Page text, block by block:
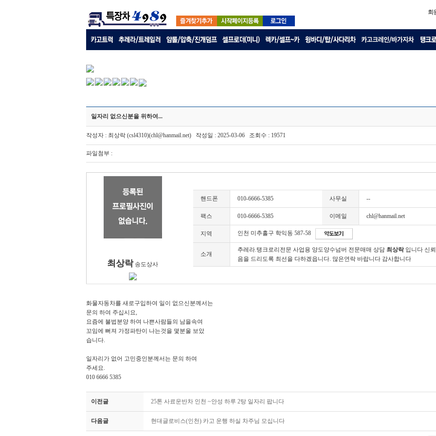
회
일자리 없으신분을 위하여...
작성자 : 최상락 (csl4310)(chl@hanmail.net) 작성일 : 2025-03-06 조회수 : 19571
파일첨부 :
최상락송도상사
핸드폰 010-6666-5385 사무실 --
팩스 010-6666-5385 이메일 chl@hanmail.net
지역 인천 미추홀구 학익동 587-58
소개
추레라.탱크로리전문 사업용 양도양수넘버 전문매매 상담 최상락입니다 신
음을 드리도록 최선을 다하겠읍니다. 많은연락 바랍니다 감사합니다
화물자동차를 새로구입하여 일이 없으신분께서는
문의 하여 주십시요,
요즘에 불법분양 하여 나쁜사람들의 남을속여
꼬임에 뻐져 가정파탄이 나는것을 몇분울 보았
습니다.
일자리가 없어 고민중인분께서는 문의 하여
주세요.
010 6666 5385
이전글 25톤 사료운반차 인천 ~안성 하루 2탕 일자리 팝니다
다음글 현대글로비스(인천) 카고 운행 하실 차주님 모십니다